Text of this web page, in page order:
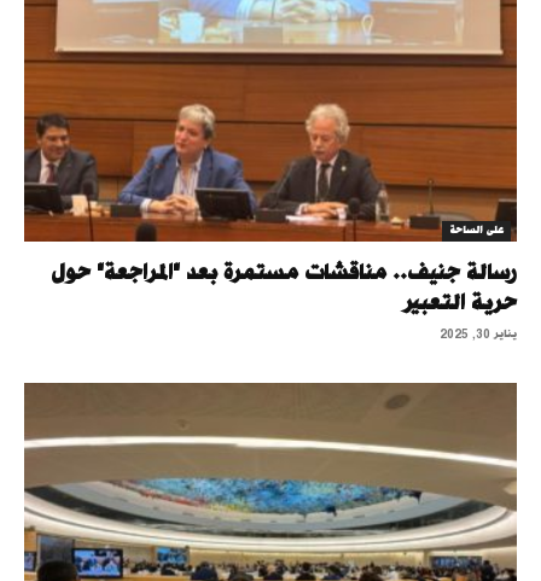
على الساحة
رسالة جنيف.. مناقشات مستمرة بعد "المراجعة" حول
حرية التعبير
يناير 30, 2025